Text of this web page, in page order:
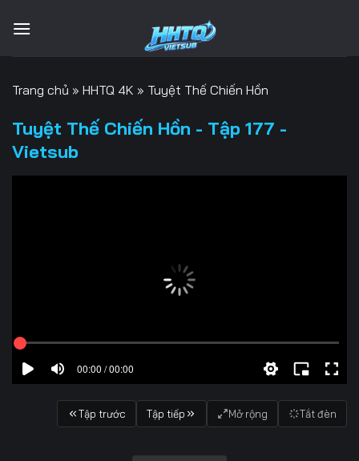
qua
Trang chủ » HHTQ 4K » Tuyệt Thế Chiến Hồn
Tuyệt Thế Chiến Hồn - Tập 177 -
Vietsub
00:00 / 00:00
Tập trước Tập tiếp Mở rộng Tắt đèn